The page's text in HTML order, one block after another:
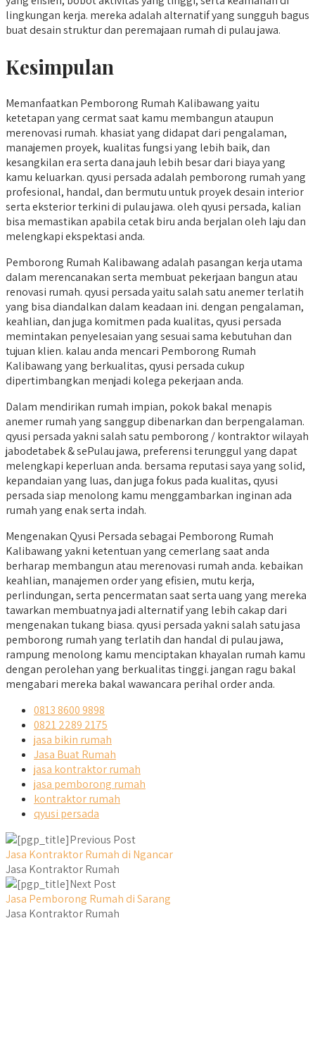
lingkungan kerja. mereka adalah alternatif yang sungguh bagus
buat desain struktur dan peremajaan rumah di pulau jawa.
Kesimpulan
Memanfaatkan Pemborong Rumah Kalibawang yaitu
ketetapan yang cermat saat kamu membangun ataupun
merenovasi rumah. khasiat yang didapat dari pengalaman,
manajemen proyek, kualitas fungsi yang lebih baik, dan
kesangkilan era serta dana jauh lebih besar dari biaya yang
kamu keluarkan. qyusi persada adalah pemborong rumah yang
profesional, handal, dan bermutu untuk proyek desain interior
serta eksterior terkini di pulau jawa. oleh qyusi persada, kalian
bisa memastikan apabila cetak biru anda berjalan oleh laju dan
melengkapi ekspektasi anda.
Pemborong Rumah Kalibawang adalah pasangan kerja utama
dalam merencanakan serta membuat pekerjaan bangun atau
renovasi rumah. qyusi persada yaitu salah satu anemer terlatih
yang bisa diandalkan dalam keadaan ini. dengan pengalaman,
keahlian, dan juga komitmen pada kualitas, qyusi persada
memintakan penyelesaian yang sesuai sama kebutuhan dan
tujuan klien. kalau anda mencari Pemborong Rumah
Kalibawang yang berkualitas, qyusi persada cukup
dipertimbangkan menjadi kolega pekerjaan anda.
Dalam mendirikan rumah impian, pokok bakal menapis
anemer rumah yang sanggup dibenarkan dan berpengalaman.
qyusi persada yakni salah satu pemborong / kontraktor wilayah
jabodetabek & sePulau jawa, preferensi terunggul yang dapat
melengkapi keperluan anda. bersama reputasi saya yang solid,
kepandaian yang luas, dan juga fokus pada kualitas, qyusi
persada siap menolong kamu menggambarkan inginan ada
rumah yang enak serta indah.
Mengenakan Qyusi Persada sebagai Pemborong Rumah
Kalibawang yakni ketentuan yang cemerlang saat anda
berharap membangun atau merenovasi rumah anda. kebaikan
keahlian, manajemen order yang efisien, mutu kerja,
perlindungan, serta pencermatan saat serta uang yang mereka
tawarkan membuatnya jadi alternatif yang lebih cakap dari
mengenakan tukang biasa. qyusi persada yakni salah satu jasa
pemborong rumah yang terlatih dan handal di pulau jawa,
rampung menolong kamu menciptakan khayalan rumah kamu
dengan perolehan yang berkualitas tinggi. jangan ragu bakal
mengabari mereka bakal wawancara perihal order anda.
0813 8600 9898
0821 2289 2175
jasa bikin rumah
Jasa Buat Rumah
jasa kontraktor rumah
jasa pemborong rumah
kontraktor rumah
qyusi persada
Previous Post
Jasa Kontraktor Rumah di Ngancar
Jasa Kontraktor Rumah
Next Post
Jasa Pemborong Rumah di Sarang
Jasa Kontraktor Rumah